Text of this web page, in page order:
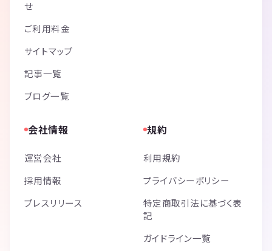
せ
ご利用料金
サイトマップ
記事一覧
ブログ一覧
会社情報
運営会社
採用情報
プレスリリース
規約
利用規約
プライバシーポリシー
特定商取引法に基づく表
記
ガイドライン一覧